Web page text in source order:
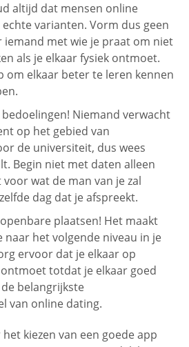
altijd dat mensen online
varianten. Vorm dus geen
iemand met wie je praat om niet
als je elkaar fysiek ontmoet.
om elkaar beter te leren kennen
Niemand verwacht
op het gebied van
de universiteit, dus wees
Begin niet met daten alleen
wat de man van je zal
dag dat je afspreekt.
plaatsen! Het maakt
naar het volgende niveau in je
ervoor dat je elkaar op
totdat je elkaar goed
belangrijkste
van online dating.
kiezen van een goede app